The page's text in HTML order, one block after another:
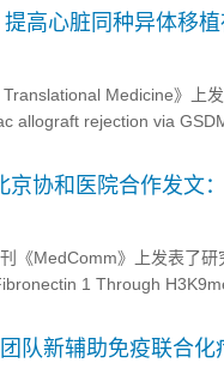
工具。 ...
高心脏同种异体移
Medicine》上
allograft rejection via
京协和医院合作发文
《MedComm》上发表了研
1 Through
队新辅助免疫联合化